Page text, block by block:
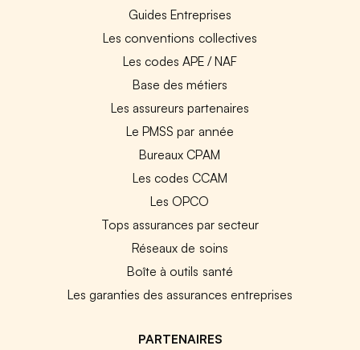
Guides Entreprises
Les conventions collectives
Les codes APE / NAF
Base des métiers
Les assureurs partenaires
Le PMSS par année
Bureaux CPAM
Les codes CCAM
Les OPCO
Tops assurances par secteur
Réseaux de soins
Boîte à outils santé
Les garanties des assurances entreprises
PARTENAIRES